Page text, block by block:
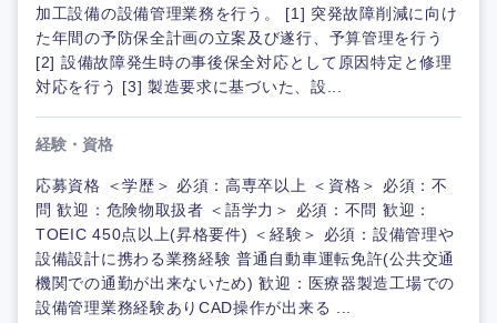
加工設備の設備管理業務を行う。 [1] 突発故障削減に向け
た年間の予防保全計画の立案及び遂行、予算管理を行う
[2] 設備故障発生時の事後保全対応として原因特定と修理
対応を行う [3] 製造要求に基づいた、設...
経験・資格
応募資格 ＜学歴＞ 必須：高専卒以上 ＜資格＞ 必須：不
問 歓迎：危険物取扱者 ＜語学力＞ 必須：不問 歓迎：
TOEIC 450点以上(昇格要件) ＜経験＞ 必須：設備管理や
設備設計に携わる業務経験 普通自動車運転免許(公共交通
機関での通勤が出来ないため) 歓迎：医療器製造工場での
設備管理業務経験ありCAD操作が出来る ...